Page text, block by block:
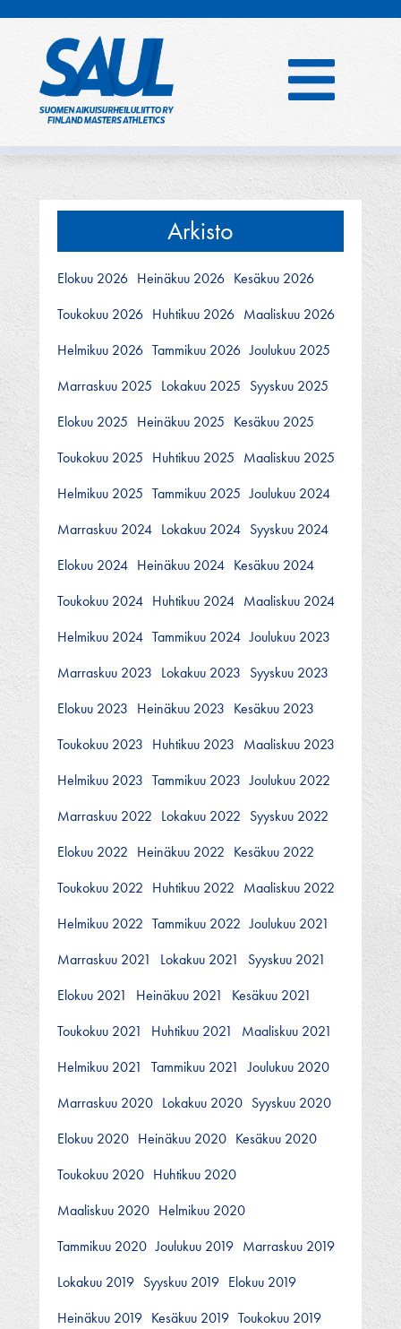
Arkisto
Elokuu 2026 Heinäkuu 2026 Kesäkuu 2026
Toukokuu 2026 Huhtikuu 2026 Maaliskuu 2026
Helmikuu 2026 Tammikuu 2026 Joulukuu 2025
Marraskuu 2025 Lokakuu 2025 Syyskuu 2025
Elokuu 2025 Heinäkuu 2025 Kesäkuu 2025
Toukokuu 2025 Huhtikuu 2025 Maaliskuu 2025
Helmikuu 2025 Tammikuu 2025 Joulukuu 2024
Marraskuu 2024 Lokakuu 2024 Syyskuu 2024
Elokuu 2024 Heinäkuu 2024 Kesäkuu 2024
Toukokuu 2024 Huhtikuu 2024 Maaliskuu 2024
Helmikuu 2024 Tammikuu 2024 Joulukuu 2023
Marraskuu 2023 Lokakuu 2023 Syyskuu 2023
Elokuu 2023 Heinäkuu 2023 Kesäkuu 2023
Toukokuu 2023 Huhtikuu 2023 Maaliskuu 2023
Helmikuu 2023 Tammikuu 2023 Joulukuu 2022
Marraskuu 2022 Lokakuu 2022 Syyskuu 2022
Elokuu 2022 Heinäkuu 2022 Kesäkuu 2022
Toukokuu 2022 Huhtikuu 2022 Maaliskuu 2022
Helmikuu 2022 Tammikuu 2022 Joulukuu 2021
Marraskuu 2021
Lokakuu 2021
Syyskuu 2021
Elokuu 2021
Heinäkuu 2021
Kesäkuu 2021
Toukokuu 2021
Huhtikuu 2021
Maaliskuu 2021
Helmikuu 2021
Tammikuu 2021
Joulukuu 2020
Marraskuu 2020 Lokakuu 2020 Syyskuu 2020
Elokuu 2020 Heinäkuu 2020 Kesäkuu 2020
Toukokuu 2020 Huhtikuu 2020
Maaliskuu 2020 Helmikuu 2020
Tammikuu 2020 Joulukuu 2019 Marraskuu 2019
Lokakuu 2019 Syyskuu 2019 Elokuu 2019
Heinäkuu 2019 Kesäkuu 2019 Toukokuu 2019